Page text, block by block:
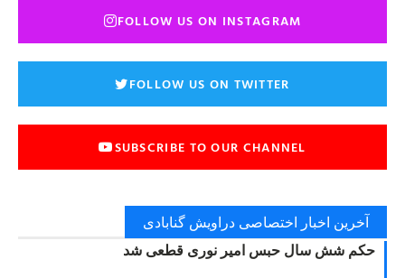
FOLLOW US ON INSTAGRAM
FOLLOW US ON TWITTER
SUBSCRIBE TO OUR CHANNEL
آخرین اخبار اختصاصی دراویش گنابادی
حکم شش سال حبس امیر نوری قطعی شد